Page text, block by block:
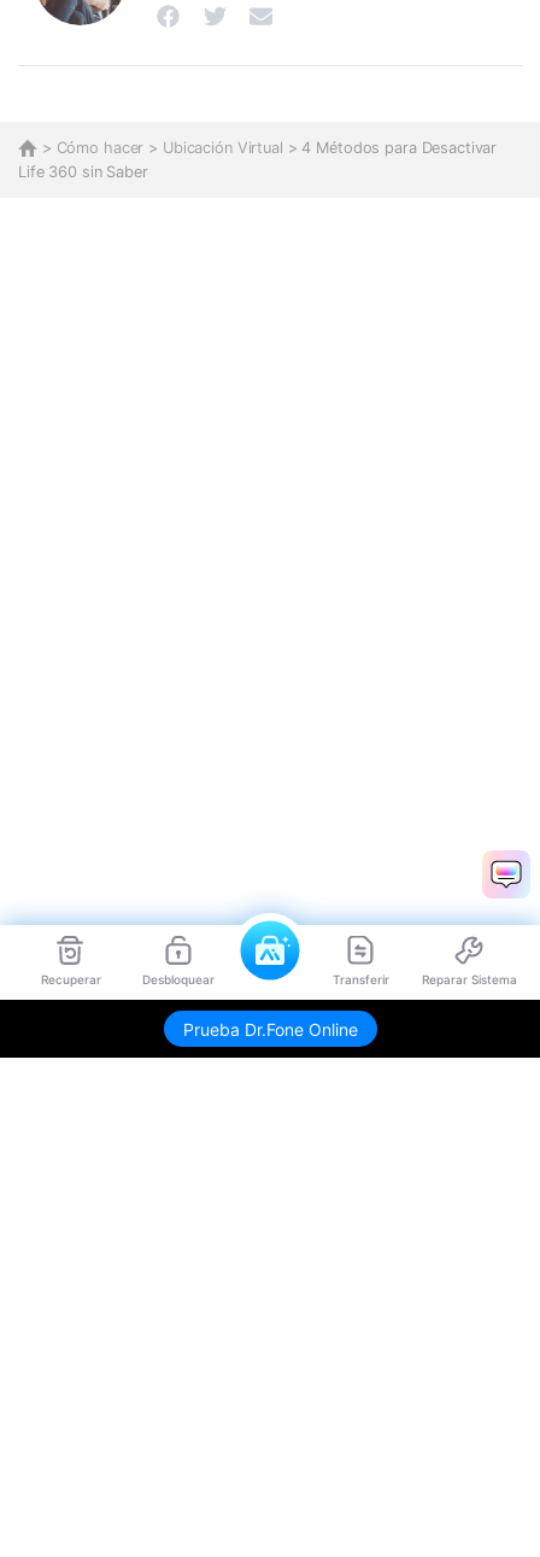
Recuperar Desbloquear Transferir Reparar Sistema
Prueba Dr.Fone Online
> Cómo hacer > Ubicación Virtual > 4 Métodos para Desactivar
Life 360 sin Saber